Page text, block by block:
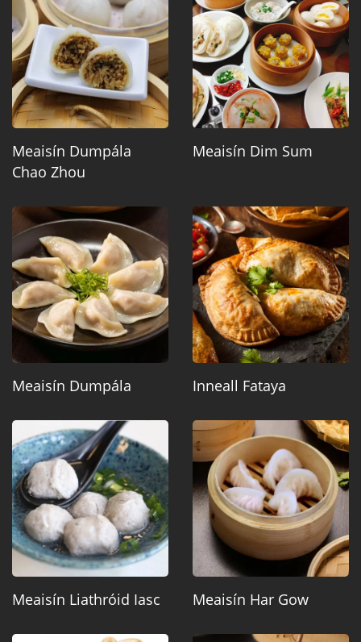
Meaisín Dumpála
Chao Zhou
Meaisín Dim Sum
Meaisín Dumpála Inneall Fataya
Meaisín Liathróid Iasc Meaisín Har Gow